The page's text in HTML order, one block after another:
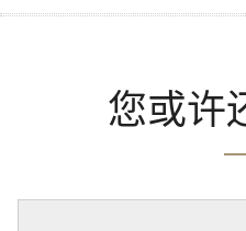
您或许